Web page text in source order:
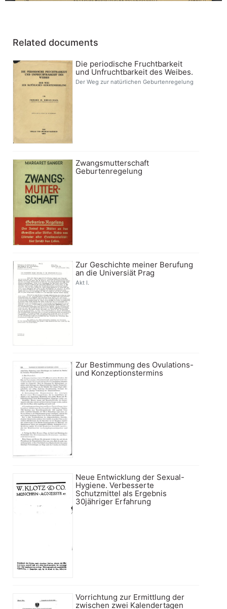
Related documents
Die periodische Fruchtbarkeit
und Unfruchtbarkeit des Weibes.
Der Weg zur natürlichen Geburtenregelung
Zwangsmutterschaft
Geburtenregelung
Zur Geschichte meiner Berufung
an die Universiät Prag
Akt I.
Zur Bestimmung des Ovulations-
und Konzeptionstermins
Neue Entwicklung der Sexual-
Hygiene. Verbesserte
Schutzmittel als Ergebnis
30jähriger Erfahrung
Vorrichtung zur Ermittlung der
zwischen zwei Kalendertagen